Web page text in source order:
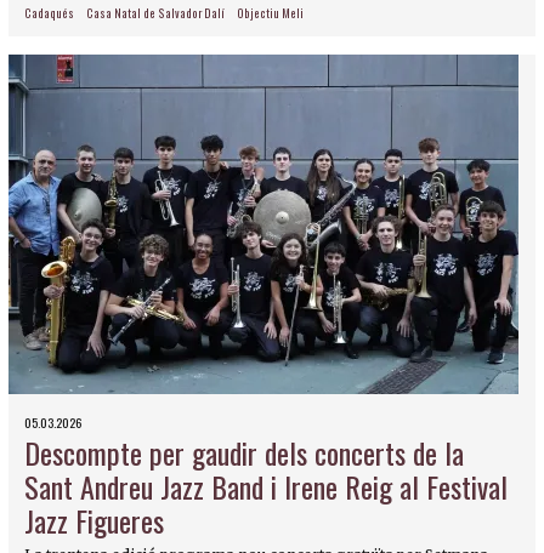
Cadaqués Casa Natal de Salvador Dalí Objectiu Meli
05.03.2026
Descompte per gaudir dels concerts de la
Sant Andreu Jazz Band i Irene Reig al Festival
Jazz Figueres